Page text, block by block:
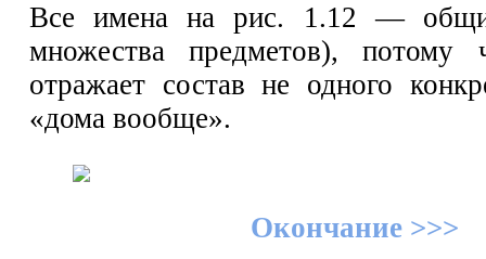
Все имена на рис. 1.12 —
множества предметов), потому
отражает состав не одного
«дома вообще».
Окончание >>>